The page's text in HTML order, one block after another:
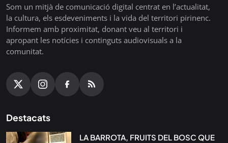
Som un mitjà de comunicació digital centrat en l’actualitat,
la cultura, els esdeveniments i la vida del territori pirinenc.
Informem amb proximitat, donant veu al territori i
apropant les notícies i continguts audiovisuals a la
comunitat.
Destacats
LA BARROTA, FRUITS DEL BOSC QUE